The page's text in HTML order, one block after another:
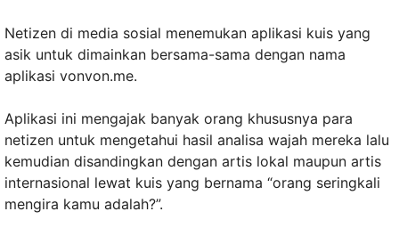
Netizen di media sosial menemukan aplikasi kuis yang
asik untuk dimainkan bersama-sama dengan nama
aplikasi vonvon.me.
Aplikasi ini mengajak banyak orang khususnya para
netizen untuk mengetahui hasil analisa wajah mereka lalu
kemudian disandingkan dengan artis lokal maupun artis
internasional lewat kuis yang bernama “orang seringkali
mengira kamu adalah?”.